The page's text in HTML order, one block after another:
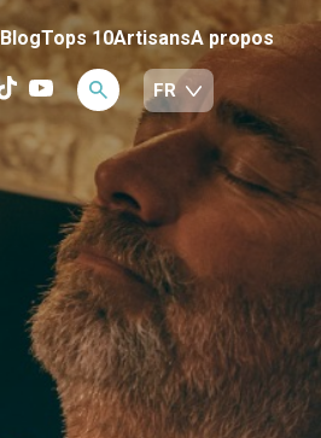
BlogTops 10ArtisansA propos